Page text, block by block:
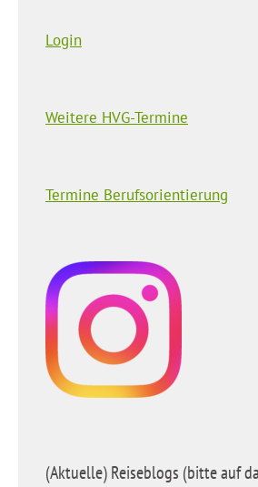
Login
Weitere HVG-Termine
Termine Berufsorientierung
(Aktuelle) Reiseblogs (bitte auf